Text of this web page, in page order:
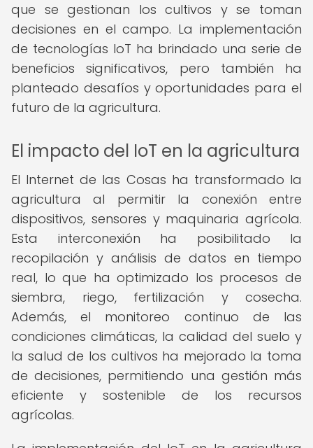
que se gestionan los cultivos y se toman
decisiones en el campo. La implementación
de tecnologías IoT ha brindado una serie de
beneficios significativos, pero también ha
planteado desafíos y oportunidades para el
futuro de la agricultura.
El impacto del IoT en la agricultura
El Internet de las Cosas ha transformado la
agricultura al permitir la conexión entre
dispositivos, sensores y maquinaria agrícola.
Esta interconexión ha posibilitado la
recopilación y análisis de datos en tiempo
real, lo que ha optimizado los procesos de
siembra, riego, fertilización y cosecha.
Además, el monitoreo continuo de las
condiciones climáticas, la calidad del suelo y
la salud de los cultivos ha mejorado la toma
de decisiones, permitiendo una gestión más
eficiente y sostenible de los recursos
agrícolas.